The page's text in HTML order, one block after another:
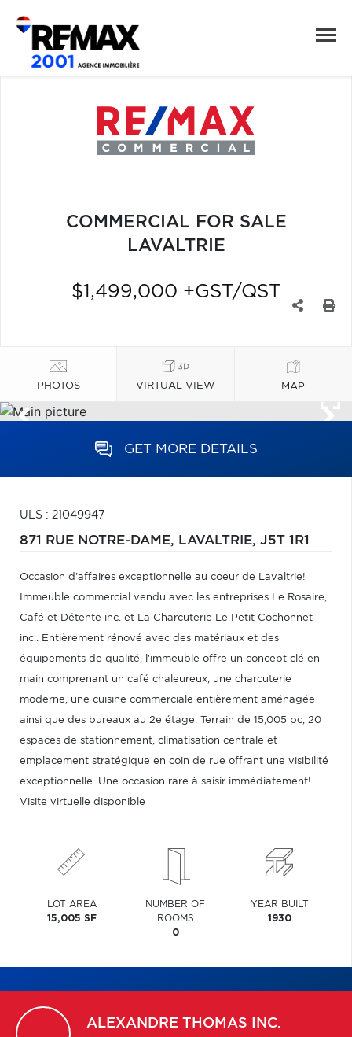
COMMERCIAL FOR SALE
LAVALTRIE
$1,499,000 +GST/QST
PHOTOS VIRTUAL VIEW MAP
GET MORE DETAILS
ULS : 21049947
871 RUE NOTRE-DAME, LAVALTRIE, J5T 1R1
Occasion d'affaires exceptionnelle au coeur de Lavaltrie!
Immeuble commercial vendu avec les entreprises Le Rosaire,
Café et Détente inc. et La Charcuterie Le Petit Cochonnet
inc.. Entièrement rénové avec des matériaux et des
équipements de qualité, l'immeuble offre un concept clé en
main comprenant un café chaleureux, une charcuterie
moderne, une cuisine commerciale entièrement aménagée
ainsi que des bureaux au 2e étage. Terrain de 15,005 pc, 20
espaces de stationnement, climatisation centrale et
emplacement stratégique en coin de rue offrant une visibilité
exceptionnelle. Une occasion rare à saisir immédiatement!
Visite virtuelle disponible
LOT AREA
15,005 SF
NUMBER OF
ROOMS
0
YEAR BUILT
1930
ALEXANDRE THOMAS INC.